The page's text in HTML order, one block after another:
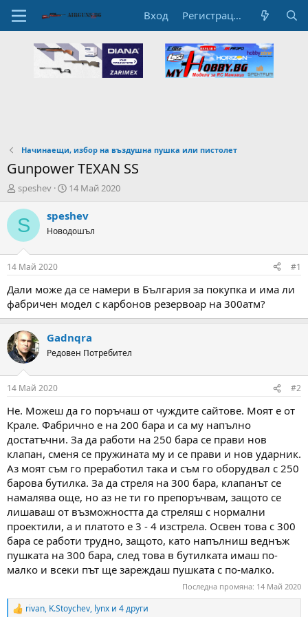
Вход Регистрация
Начинаещи, избор на въздушна пушка или пистолет
Gunpower TEXAN SS
А
т
о
н
а
т
е
м
а
а
speshev
Н
ч
л
Д
а
т
а
14 Май 2020
S speshev
Новодошъл
14 Май 2020 #1
Дали може да се намери в България за покупка и има ли
фабричен модел с карбонов резервоар на 300атм?
Gadnqra
Редовен Потребител
14 Май 2020 #2
Не. Можеш да го поръчаш от чуждите сайтове. Моят е от
Крале. Фабрично е на 200 бара и са му напълно
достатъчни. За да работи на 250 бара се прави нов
клапан, сменя се пружината му и се прави и нов ударник.
Аз моят съм го преработил така и съм го оборудвал с 250
барова бутилка. За да стреля на 300 бара, клапанът се
намалява още, но аз не ти го препоръчвам, защото се
лишаваш от възможността да стреляш с нормални
проектили, а и платото е 3 - 4 изстрела. Освен това с 300
бара се работи трудно, защото, като напълниш веднъж
пушката на 300 бара, след това в бутилката имаш по-
малко и всеки път ще зареждаш пушката с по-малко.
Последна промяна: 14 Май 2020
R rivan, K.Stoychev, lynx и 4 други